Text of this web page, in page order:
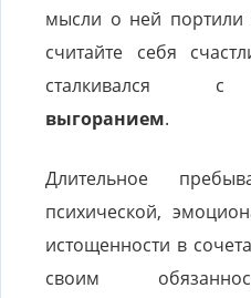
мысли о ней портили
считайте себя
выгоранием.
Длительное
психической,
истощенности в
своим